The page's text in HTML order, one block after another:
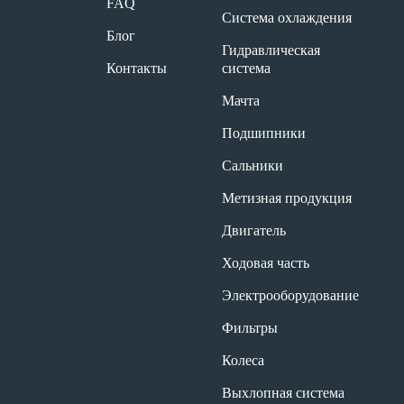
FAQ
Блог
Контакты
Система охлаждения
Гидравлическая
система
Мачта
Подшипники
Сальники
Метизная продукция
Двигатель
Ходовая часть
Электрооборудование
Фильтры
Колеса
Выхлопная система